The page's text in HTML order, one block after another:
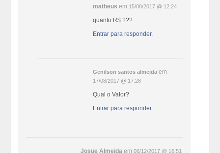
matheus em 15/08/2017 @ 12:24
quanto R$ ???
Entrar para responder.
Genilson santos almeida em
17/08/2017 @ 17:28
Qual o Valor?
Entrar para responder.
Josue Almeida em06/12/2017 @ 16:51